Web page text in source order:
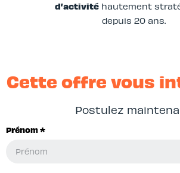
d’activité hautement
depuis 20 ans.
Cette offre vous
Postulez
Prénom *